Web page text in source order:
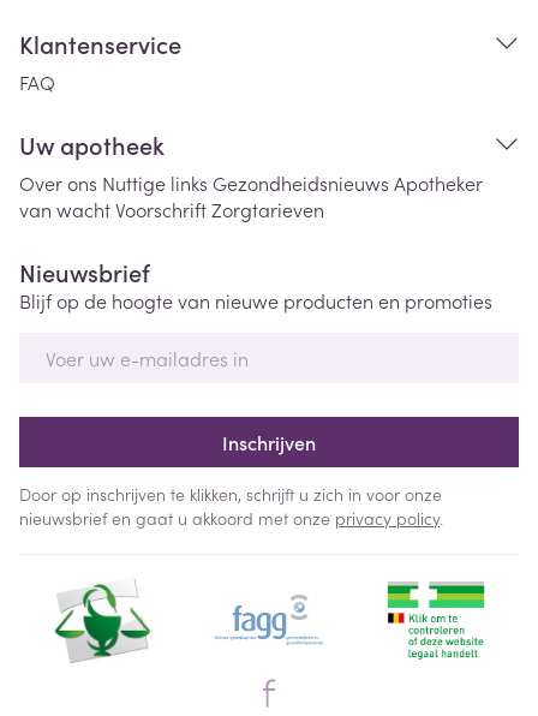
Klantenservice
FAQ
Uw apotheek
Over ons Nuttige links Gezondheidsnieuws Apotheker
van wachtVoorschriftZorgtarieven
Nieuwsbrief
Blijf op de hoogte van nieuwe producten en promoties
Inschrijven
Door op inschrijven te klikken, schrijft u zich in voor onze
nieuwsbrief en gaat u akkoord met onze privacy policy.